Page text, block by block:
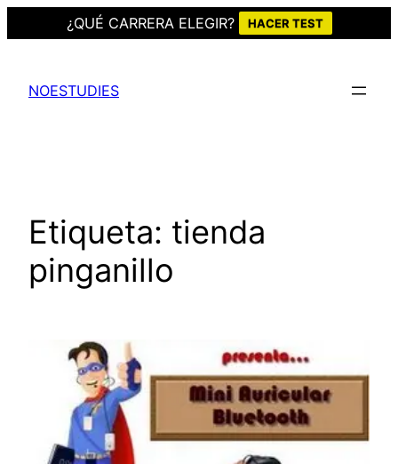
¿QUÉ CARRERA ELEGIR? HACER TEST
contenido
NOESTUDIES
Etiqueta: tienda
pinganillo